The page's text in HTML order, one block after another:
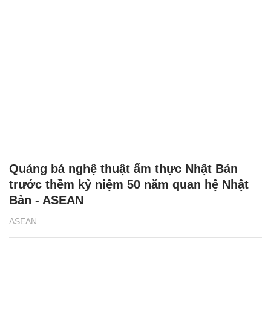
ASEAN
Quảng bá nghệ thuật ẩm thực Nhật Bản
trước thềm kỷ niệm 50 năm quan hệ Nhật
Bản - ASEAN